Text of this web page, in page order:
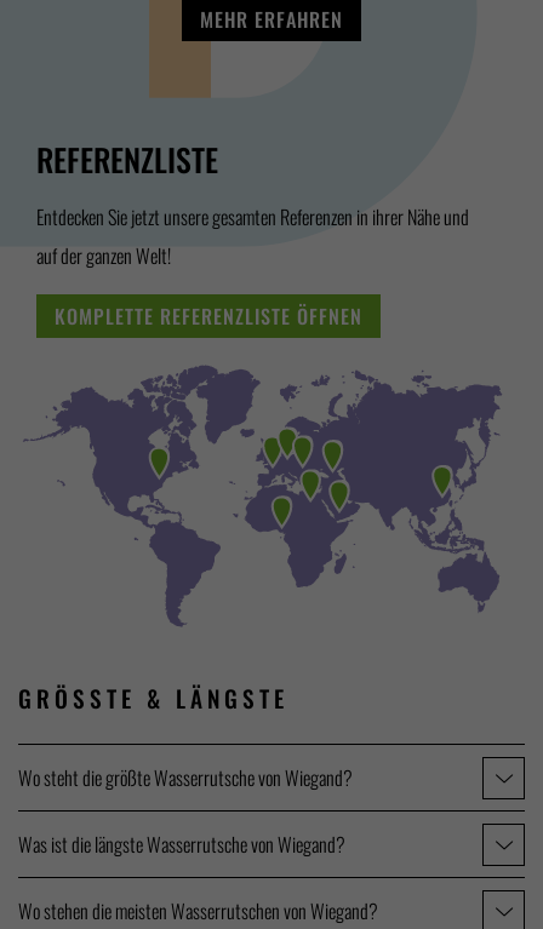
MEHR ERFAHREN
REFERENZLISTE
Entdecken Sie jetzt unsere gesamten Referenzen in ihrer Nähe und
auf der ganzen Welt!
KOMPLETTE REFERENZLISTE ÖFFNEN
GRÖSSTE & LÄNGSTE
Wo steht die größte Wasserrutsche von Wiegand?
Was ist die längste Wasserrutsche von Wiegand?
Wo stehen die meisten Wasserrutschen von Wiegand?